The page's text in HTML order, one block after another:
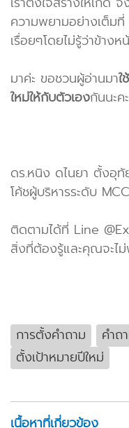
ความพยามอย่างเต็มที่
เรื่อยๆโดยไม่รู้ว่าข้าง
มาค่ะ ขอชวนผู้อ่านมา
ใหม่ให้กับตัวเองกันนะคะ
ดร.หนิง ดไนยา ตั้งอุทั
โค้ชผู้บริหารระดับ
ติดตามได้ที่ Line
สิ่งที่ต้องรู้และคุณจะไ
การตั้งคำถาม คำถ
ตั้งเป้าหมายปีใหม่
เนื้อหาที่เกี่ยวข้อง